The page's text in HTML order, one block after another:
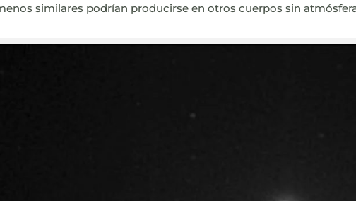
similares podrían producirse en otros cuerpos sin